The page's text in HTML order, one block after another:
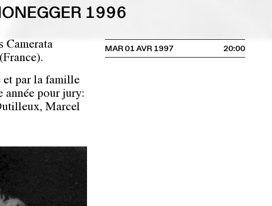
1996
Camerata
et par la famille
année pour jury:
Marcel
MAR 01 AVR 1997 20:00